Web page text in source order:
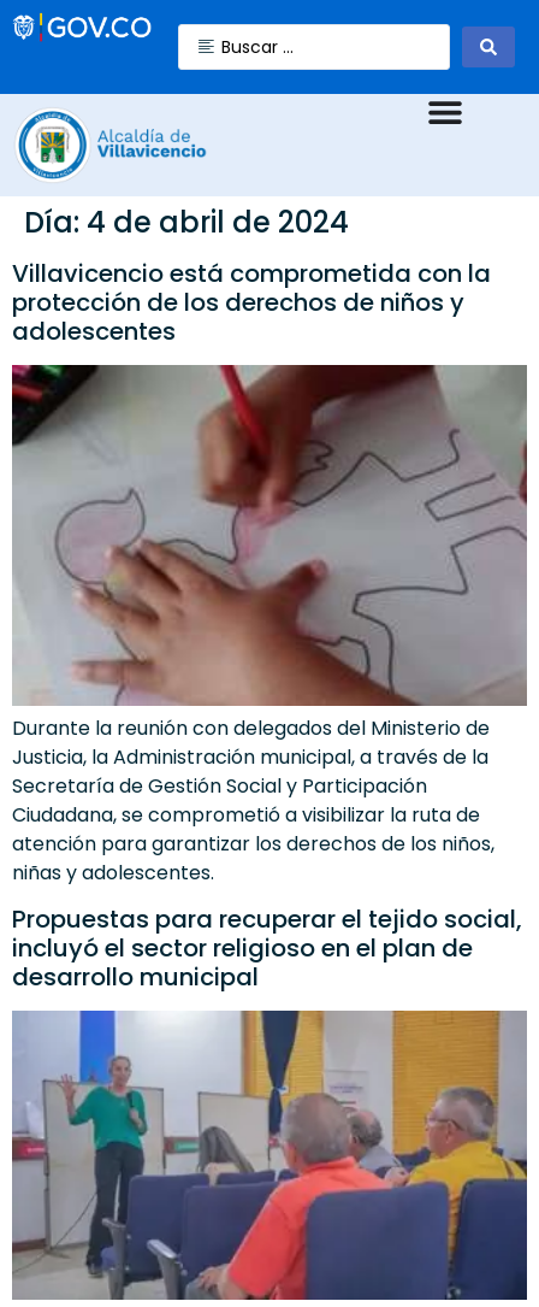
Día: 4 de abril de 2024
Villavicencio está comprometida con la
protección de los derechos de niños y
adolescentes
Durante la reunión con delegados del Ministerio de
Justicia, la Administración municipal, a través de la
Secretaría de Gestión Social y Participación
Ciudadana, se comprometió a visibilizar la ruta de
atención para garantizar los derechos de los niños,
niñas y adolescentes.
Propuestas para recuperar el tejido social,
incluyó el sector religioso en el plan de
desarrollo municipal